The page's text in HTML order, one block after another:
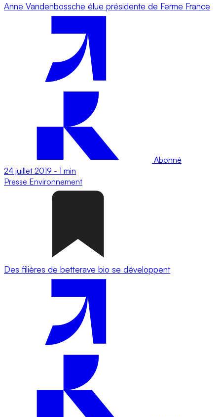
Anne Vandenbossche élue présidente de Ferme France
Abonné
24 juillet 2019 - 1 min
Presse Environnement
Des filières de betterave bio se développent